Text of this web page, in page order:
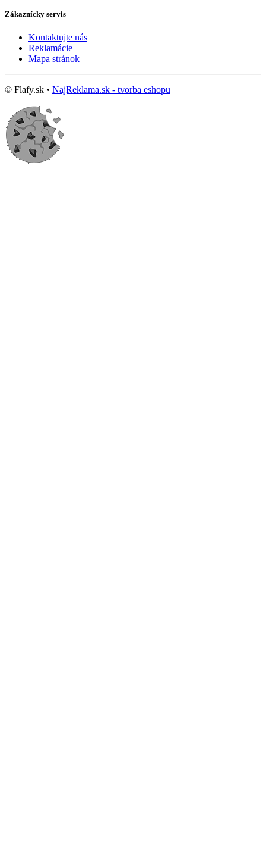
Zákaznícky servis
Kontaktujte nás
Reklamácie
Mapa stránok
© Flafy.sk • NajReklama.sk - tvorba eshopu